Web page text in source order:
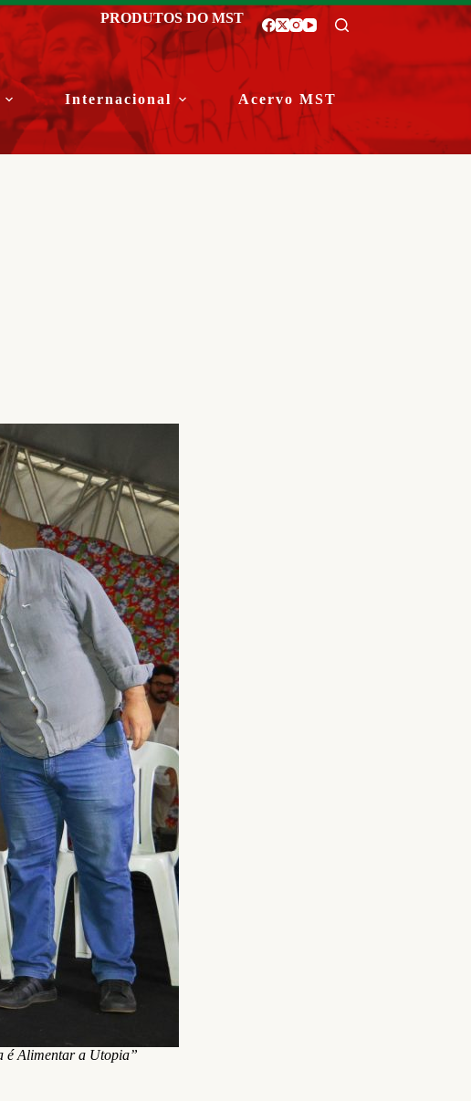
PRODUTOS DO MST
Internacional Acervo MST
é Alimentar a Utopia”